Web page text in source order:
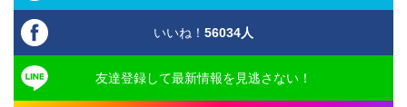
いいね！ 56034人
友達登録して最新情報を見逃さない！